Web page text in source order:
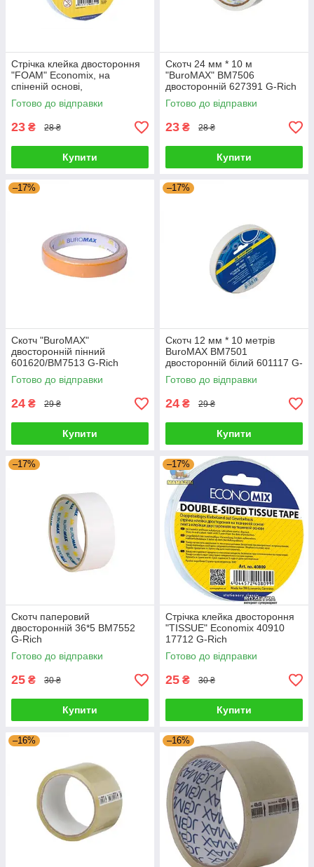
Стрічка клейка двостороння
"FOAM" Economix, на
спіненій основі,
18мм*2м*1мм 64500 G-Rich
Готово до відправки
23 ₴ 28 ₴
Купити
Скотч 24 мм * 10 м
"BuroMAX" BM7506
двосторонній 627391 G-Rich
Готово до відправки
23 ₴ 28 ₴
Купити
–17%
Скотч "BuroMAX"
двосторонній пінний
601620/BM7513 G-Rich
Готово до відправки
24 ₴ 29 ₴
Купити
–17%
Скотч 12 мм * 10 метрів
BuroMAX BM7501
двосторонній білий 601117 G-
Rich
Готово до відправки
24 ₴ 29 ₴
Купити
–17%
Скотч паперовий
двосторонній 36*5 BM7552
G-Rich
Готово до відправки
25 ₴ 30 ₴
Купити
–17%
Стрічка клейка двостороння
"TISSUE" Economix 40910
17712 G-Rich
Готово до відправки
25 ₴ 30 ₴
Купити
–16% –16%